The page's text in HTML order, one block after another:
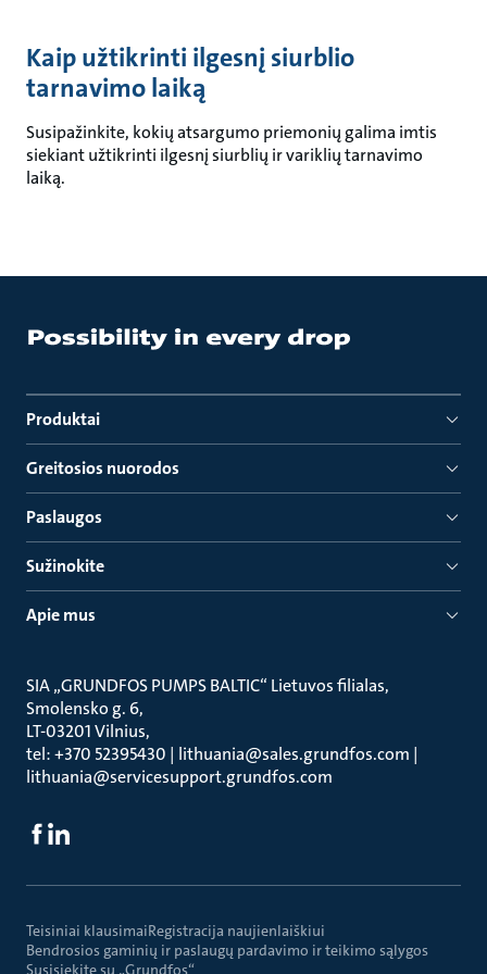
Kaip užtikrinti ilgesnį siurblio
tarnavimo laiką
Susipažinkite, kokių atsargumo priemonių galima imtis
siekiant užtikrinti ilgesnį siurblių ir variklių tarnavimo
laiką.
Produktai
Greitosios nuorodos
Paslaugos
Sužinokite
Apie mus
SIA „GRUNDFOS PUMPS BALTIC“ Lietuvos filialas
Smolensko g. 6
LT-03201 Vilnius
tel: +370 52395430 | lithuania@sales.grundfos.com |
lithuania@servicesupport.grundfos.com
Teisiniai klausimaiRegistracija naujienlaiškiui
Bendrosios gaminių ir paslaugų pardavimo ir teikimo sąlygos
Susisiekite su „Grundfos“